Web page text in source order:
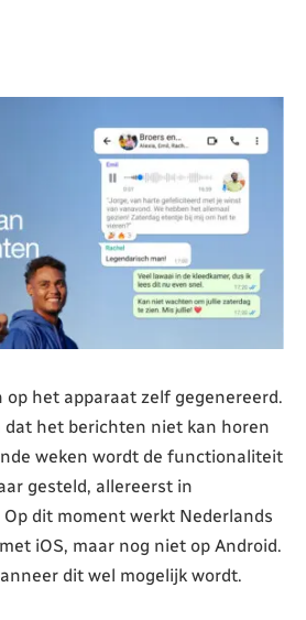
het apparaat zelf gegenereerd.
dat het berichten niet kan horen
weken wordt de functionaliteit
gesteld, allereerst in
dit moment werkt Nederlands
iOS, maar nog niet op Android.
dit wel mogelijk wordt.